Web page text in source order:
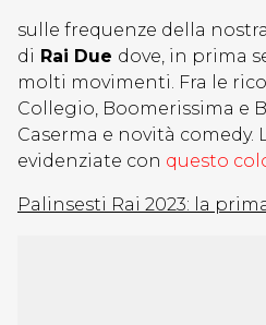
sulle frequenze della
di Rai Due dove, in prima
molti movimenti. Fra le
Collegio, Boomerissima e
Caserma e novità comedy.
evidenziate con questo
Palinsesti Rai 2023: la